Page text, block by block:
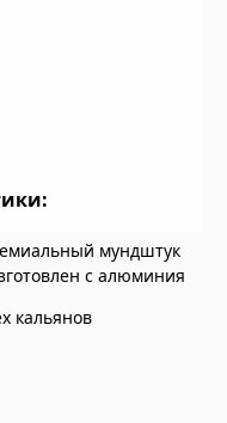
мундштук
с алюминия
кальянов